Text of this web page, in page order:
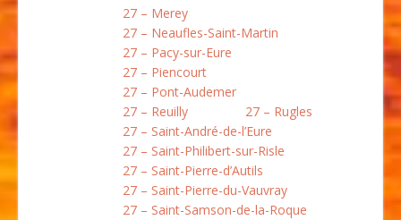
27 – Merey
27 – Neaufles-Saint-Martin
27 – Pacy-sur-Eure
27 – Piencourt
27 – Pont-Audemer
27 – Reuilly
27 – Rugles
27 – Saint-André-de-l’Eure
27 – Saint-Philibert-sur-Risle
27 – Saint-Pierre-d’Autils
27 – Saint-Pierre-du-Vauvray
27 – Saint-Samson-de-la-Roque